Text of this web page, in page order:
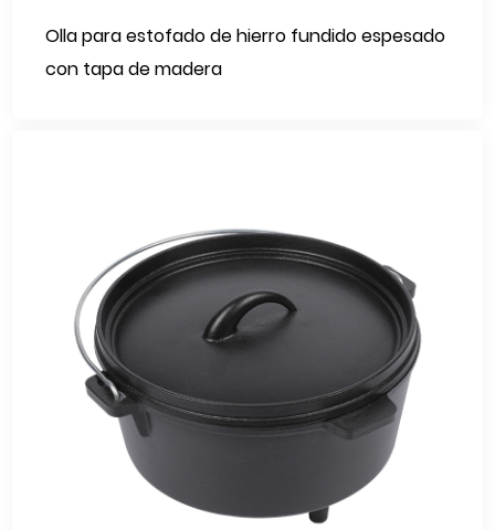
Olla para estofado de hierro fundido espesado
con tapa de madera